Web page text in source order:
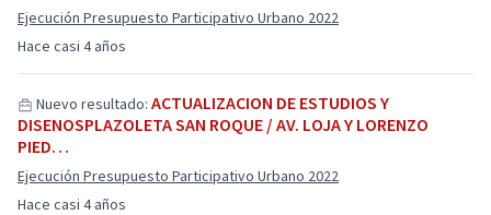
Hace casi 4 años
Ejecución Presupuesto Participativo Urbano 2022
Hace casi 4 años
Nuevo resultado: ACTUALIZACION DE ESTUDIOS Y
DISENOSPLAZOLETA SAN ROQUE / AV. LOJA Y LORENZO
PIED…
Ejecución Presupuesto Participativo Urbano 2022